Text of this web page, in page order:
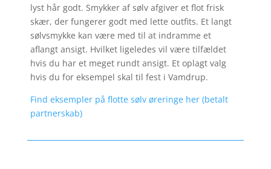
lyst hår godt. Smykker af sølv afgiver et flot frisk
skær, der fungerer godt med lette outfits. Et langt
sølvsmykke kan være med til at indramme et
aflangt ansigt. Hvilket ligeledes vil være tilfældet
hvis du har et meget rundt ansigt. Et oplagt valg
hvis du for eksempel skal til fest i Vamdrup.
Find eksempler på flotte sølv øreringe her (betalt
partnerskab)